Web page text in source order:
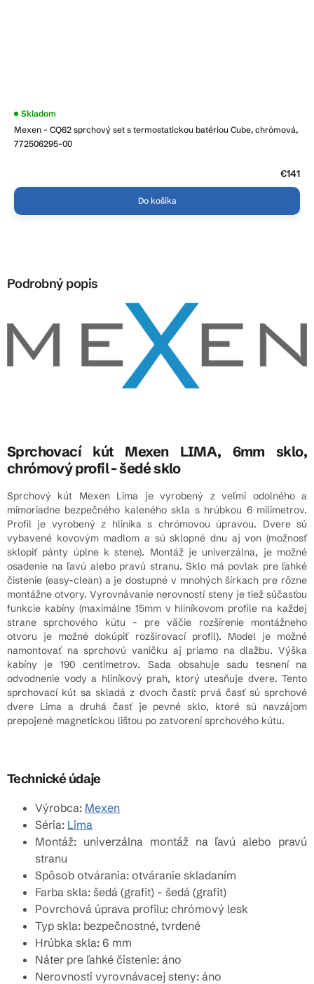
Mexen - CQ62 sprchový set s termostatickou batériou Cube, chrómová,
772506295-00
Priemerné
produktu
je
Skladom
€141
Do košíka
Podrobný popis
Sprchovací kút Mexen LIMA, 6mm sklo,
chrómový profil - šedé sklo
Sprchový kút Mexen Lima je vyrobený z veľmi odolného a
mimoriadne bezpečného kaleného skla s hrúbkou 6 milimetrov.
Profil je vyrobený z hliníka s chrómovou úpravou. Dvere sú
vybavené kovovým madlom a sú sklopné dnu aj von (možnosť
sklopiť pánty úplne k stene). Montáž je univerzálna, je možné
osadenie na ľavú alebo pravú stranu. Sklo má povlak pre ľahké
čistenie (easy-clean) a je dostupné v mnohých šírkach pre rôzne
montážne otvory. Vyrovnávanie nerovností steny je tiež súčasťou
funkcie kabíny (maximálne 15mm v hliníkovom profile na každej
strane sprchového kútu - pre väčie rozšírenie montážneho
otvoru je možné dokúpiť rozširovací profil). Model je možné
namontovať na sprchovú vaničku aj priamo na dlažbu. Výška
kabíny je 190 centimetrov. Sada obsahuje sadu tesnení na
odvodnenie vody a hliníkový prah, ktorý utesňuje dvere. Tento
sprchovací kút sa skladá z dvoch častí: prvá časť sú sprchové
dvere Lima a druhá časť je pevné sklo, ktoré sú navzájom
prepojené magnetickou lištou po zatvorení sprchového kútu.
Technické údaje
Výrobca: Mexen
Séria: Lima
Montáž: univerzálna montáž na ľavú alebo pravú
stranu
Spôsob otvárania: otváranie skladaním
Farba skla: šedá (grafit) - šedá (grafit)
Povrchová úprava profilu: chrómový lesk
Typ skla: bezpečnostné, tvrdené
Hrúbka skla: 6 mm
Náter pre ľahké čistenie: áno
Nerovnosti vyrovnávacej steny: áno